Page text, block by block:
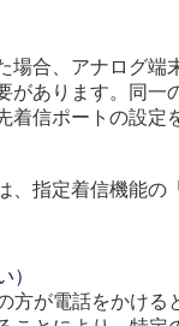
場合、アナログ端
があります。同一
着信ポートの設定
、指定着信機能の
）
方が電話をかける